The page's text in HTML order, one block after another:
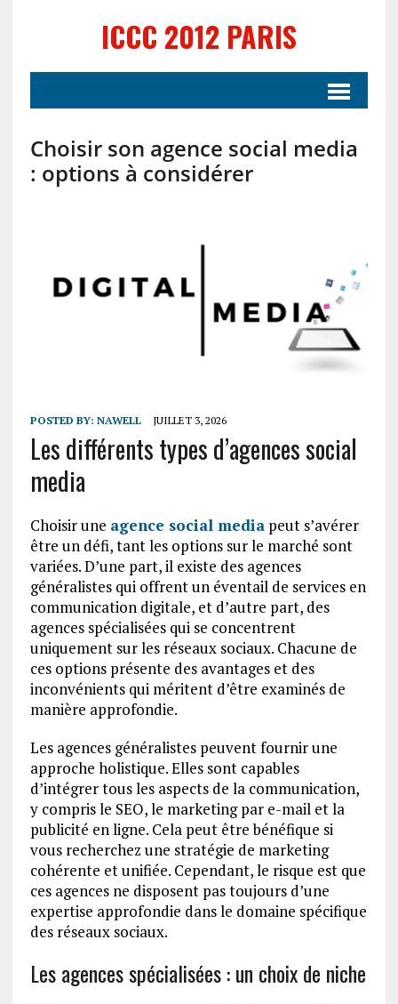
ICCC 2012 PARIS
Choisir son agence social media
: options à considérer
POSTED BY: NAWELL JUILLET 3, 2026
Les différents types d’agences social
media
Choisir une agence social mediapeut s’avérer
être un défi, tant les options sur le marché sont
variées. D’une part, il existe des agences
généralistes qui offrent un éventail de services en
communication digitale, et d’autre part, des
agences spécialisées qui se concentrent
uniquement sur les réseaux sociaux. Chacune de
ces options présente des avantages et des
inconvénients qui méritent d’être examinés de
manière approfondie.
Les agences généralistes peuvent fournir une
approche holistique. Elles sont capables
d’intégrer tous les aspects de la communication,
y compris le SEO, le marketing par e-mail et la
publicité en ligne. Cela peut être bénéfique si
vous recherchez une stratégie de marketing
cohérente et unifiée. Cependant, le risque est que
ces agences ne disposent pas toujours d’une
expertise approfondie dans le domaine spécifique
des réseaux sociaux.
Les agences spécialisées : un choix de niche